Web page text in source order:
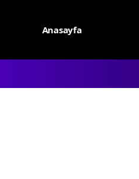
Anasayfa